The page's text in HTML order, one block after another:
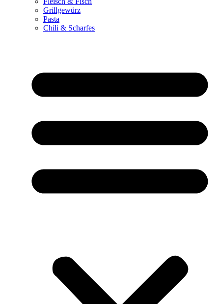
Grillgewürz
Pasta
Chili & Scharfes